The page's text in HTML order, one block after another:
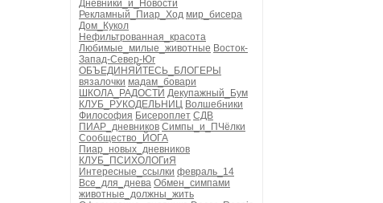
Дневники_и_Новости
Рекламный_Пиар_Ход мир_бисера
Дом_Кукол
Нефильтрованная_красота
Любимые_милые_животные Восток-
Запад-Север-Юг
ОБЪЕДИНЯЙТЕСЬ_БЛОГЕРЫ
вязалочки мадам_бовари
ШКОЛА_РАДОСТИ Декупажный_Бум
КЛУБ_РУКОДЕЛЬНИЦ Волшебники
Философия Бисероплет СДВ
ПИАР_дневников Симпы_и_ПЧёлки
Сообщество_ЙОГА
Пиар_новых_дневников
КЛУБ_ПСИХОЛОГиЯ
Интересные_ссылки февраль_14
Все_для_днева Обмен_симпами
животные_должны_жить